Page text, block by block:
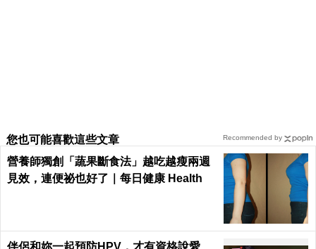
您也可能喜歡這些文章
營養師獨創「蔬果斷食法」越吃越瘦兩週
見效，連便祕也好了｜每日健康 Health
伴侶和妳一起預防HPV，才有資格說愛
Recommended by